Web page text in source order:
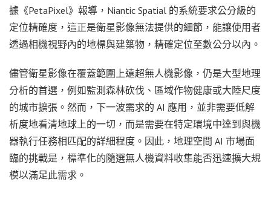
據《PetaPixel》報導，Niantic Spatial 的系統要求公分級的
定位精確度，這正是衛星影像無法提供的細節，能讓使用者
透過相機視野內的地標與建築物，精確定位至數公分以內。
儘管衛星影像在覆蓋範圍上遠超無人機影像，仍是大型地理
分析的首選，例如監測森林砍伐、區域作物健康或大陸尺度
的城市擴張。然而，下一波需求的 AI 應用，並非需要低解
析度地看清地球上的一切，而是需要在特定環境中達到與機
器執行任務相匹配的詳細程度。因此，地理空間 AI 市場面
臨的挑戰是，標準化的隨選無人機資料收集能否迅速擴大規
模以滿足此需求。